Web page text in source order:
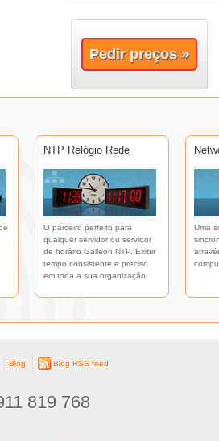
Pedir preços »
NTP Relógio Rede
O parceiro perfeito para
qualquer servidor ou servidor
de horário Galleon NTP. Exibir
tempo consistente e preciso
em toda a sua organização.
Uma
Blog Blog RSS feed
819 768